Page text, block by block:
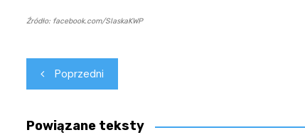
Źródło: facebook.com/SlaskaKWP
Nawigacja
wpisu
Poprzedni
Powiązane teksty